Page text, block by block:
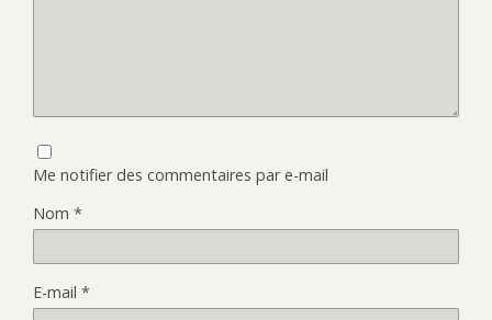
Me notifier des commentaires par e-mail
Nom *
E-mail *